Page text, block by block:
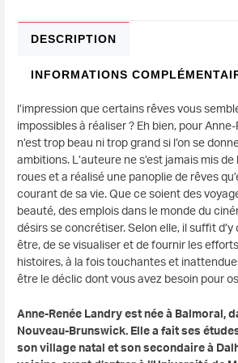
DESCRIPTION
INFORMATIONS
l’impression que certains rêves vous
impossibles à réaliser ? Eh bien, pour
n’est trop beau ni trop grand si l’on se
ambitions. L’auteure ne s’est jamais mis
roues et a réalisé une panoplie de rêves
courant de sa vie. Que ce soient des
beauté, des emplois dans le monde du
désirs se concrétiser. Selon elle, il suffit
être, de se visualiser et de fournir les
histoires, à la fois touchantes et
être le déclic dont vous avez besoin pour
Anne-Renée Landry est née à Balmoral,
Nouveau-Brunswick. Elle a fait ses
son village natal et son secondaire à